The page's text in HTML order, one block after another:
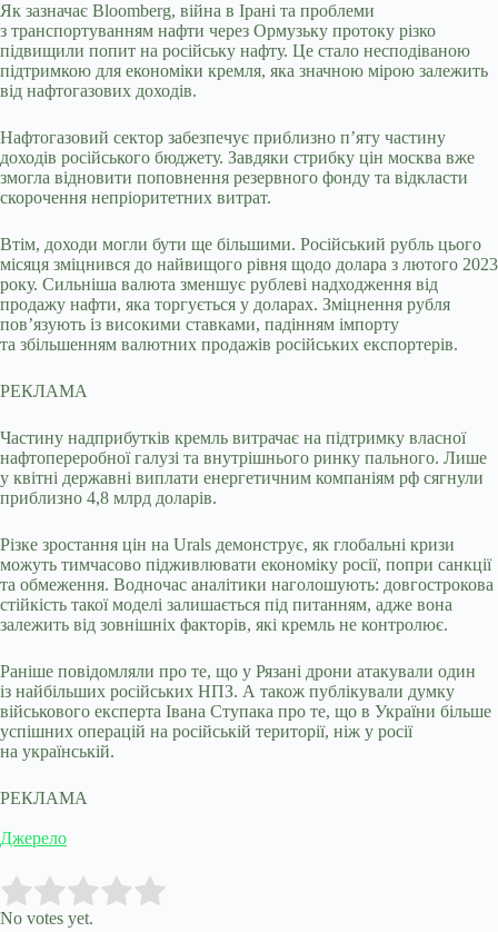
Як зазначає Bloomberg, війна в Ірані та проблеми
з транспортуванням нафти через Ормузьку протоку різко
підвищили попит на російську нафту. Це стало несподіваною
підтримкою для економіки кремля, яка значною мірою залежить
від нафтогазових доходів.
Нафтогазовий сектор забезпечує приблизно п’яту частину
доходів російського бюджету. Завдяки стрибку цін москва вже
змогла відновити поповнення резервного фонду та відкласти
скорочення непріоритетних витрат.
Втім, доходи могли бути ще більшими. Російський рубль цього
місяця зміцнився до найвищого рівня щодо долара з лютого 2023
року. Сильніша валюта зменшує рублеві надходження від
продажу нафти, яка торгується у доларах. Зміцнення рубля
пов’язують із високими ставками, падінням імпорту
та збільшенням валютних продажів російських експортерів.
РЕКЛАМА
Частину надприбутків кремль витрачає на підтримку власної
нафтопереробної галузі та внутрішнього ринку пального. Лише
у квітні державні виплати енергетичним компаніям рф сягнули
приблизно 4,8 млрд доларів.
Різке зростання цін на Urals демонструє, як глобальні кризи
можуть тимчасово підживлювати економіку росії, попри санкції
та обмеження. Водночас аналітики наголошують: довгострокова
стійкість такої моделі залишається під питанням, адже вона
залежить від зовнішніх факторів, які кремль не контролює.
Раніше повідомляли про те, що у Рязані дрони атакували один
із найбільших російських НПЗ. А також публікували думку
військового експерта Івана Ступака про те, що в України більше
успішних операцій на російській території, ніж у росії
на українській.
РЕКЛАМА
Джерело
Rate this item:
No votes yet.